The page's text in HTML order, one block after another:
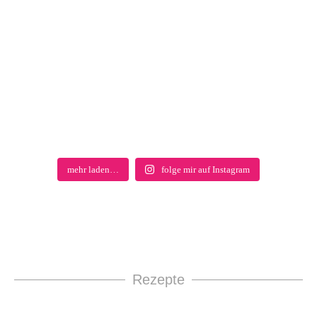
mehr laden… folge mir auf Instagram
Rezepte